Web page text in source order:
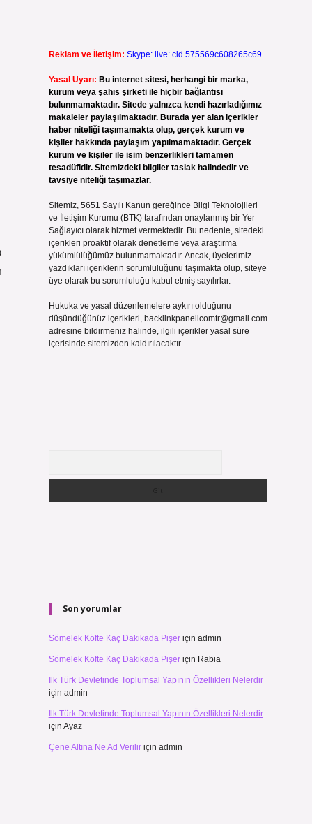
Reklam ve İletişim: Skype: live:.cid.575569c608265c69
Yasal Uyarı: Bu internet sitesi, herhangi bir marka,
kurum veya şahıs şirketi ile hiçbir bağlantısı
bulunmamaktadır. Sitede yalnızca kendi hazırladığımız
makaleler paylaşılmaktadır. Burada yer alan içerikler
haber niteliği taşımamakta olup, gerçek kurum ve
kişiler hakkında paylaşım yapılmamaktadır. Gerçek
kurum ve kişiler ile isim benzerlikleri tamamen
tesadüfidir. Sitemizdeki bilgiler taslak halindedir ve
tavsiye niteliği taşımazlar.
Sitemiz, 5651 Sayılı Kanun gereğince Bilgi Teknolojileri
ve İletişim Kurumu (BTK) tarafından onaylanmış bir Yer
Sağlayıcı olarak hizmet vermektedir. Bu nedenle, sitedeki
içerikleri proaktif olarak denetleme veya araştırma
yükümlülüğümüz bulunmamaktadır. Ancak, üyelerimiz
yazdıkları içeriklerin sorumluluğunu taşımakta olup, siteye
üye olarak bu sorumluluğu kabul etmiş sayılırlar.
Hukuka ve yasal düzenlemelere aykırı olduğunu
düşündüğünüz içerikleri, backlinkpanelicomtr@gmail.com
adresine bildirmeniz halinde, ilgili içerikler yasal süre
içerisinde sitemizden kaldırılacaktır.
Son yorumlar
Sömelek Köfte Kaç Dakikada Pişeriçin admin
Sömelek Köfte Kaç Dakikada Pişeriçin Rabia
Ilk Türk Devletinde Toplumsal Yapının Özellikleri Nelerdir
için admin
Ilk Türk Devletinde Toplumsal Yapının Özellikleri Nelerdir
için Ayaz
Çene Altına Ne Ad Veriliriçin admin